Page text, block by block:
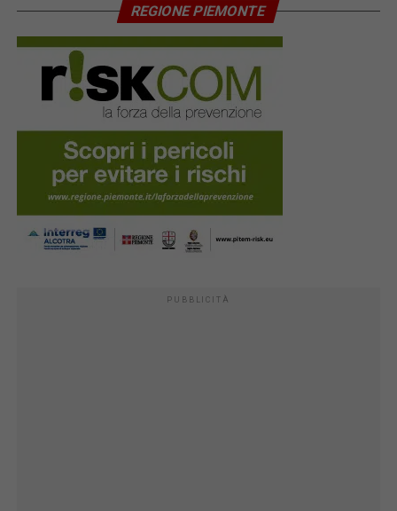
REGIONE PIEMONTE
PUBBLICITÀ